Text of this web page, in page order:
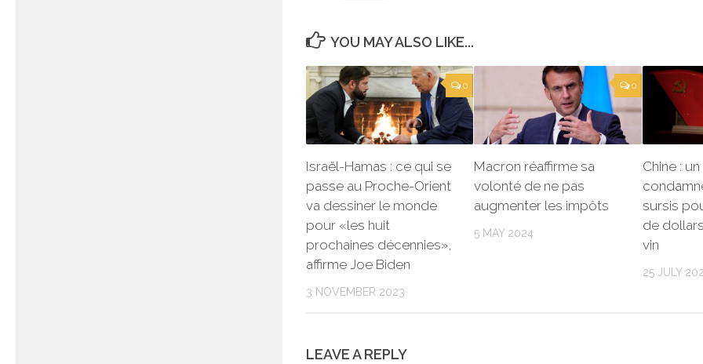
YOU MAY ALSO LIKE...
0
Israël-Hamas : ce qui se
passe au Proche-Orient
va dessiner le monde
pour «les huit
prochaines décennies»,
affirme Joe Biden
3 NOVEMBER 2023
0
Macron réaffirme sa
volonté de ne pas
augmenter les impôts
5 MAY 2024
Chine :
sursis
de
vin
25 JULY
LEAVE A REPLY